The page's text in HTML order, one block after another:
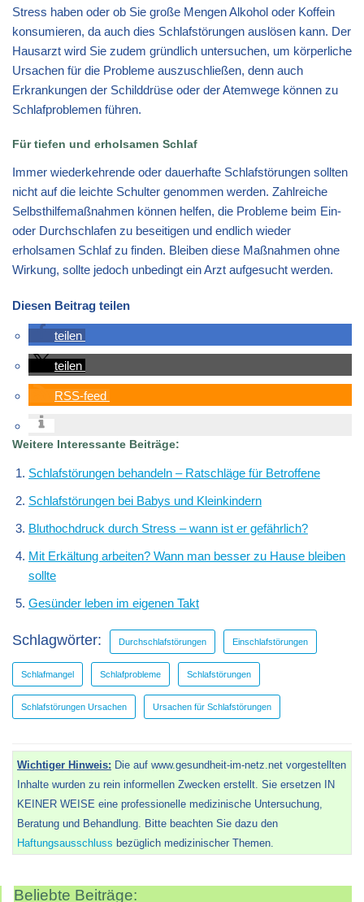
Stress haben oder ob Sie große Mengen Alkohol oder Koffein
konsumieren, da auch dies Schlafstörungen auslösen kann. Der
Hausarzt wird Sie zudem gründlich untersuchen, um körperliche
Ursachen für die Probleme auszuschließen, denn auch
Erkrankungen der Schilddrüse oder der Atemwege können zu
Schlafproblemen führen.
Für tiefen und erholsamen Schlaf
Immer wiederkehrende oder dauerhafte Schlafstörungen sollten
nicht auf die leichte Schulter genommen werden. Zahlreiche
Selbsthilfemaßnahmen können helfen, die Probleme beim Ein-
oder Durchschlafen zu beseitigen und endlich wieder
erholsamen Schlaf zu finden. Bleiben diese Maßnahmen ohne
Wirkung, sollte jedoch unbedingt ein Arzt aufgesucht werden.
Diesen Beitrag teilen
teilen
teilen
RSS-feed
Weitere Interessante Beiträge:
Schlafstörungen behandeln – Ratschläge für Betroffene
Schlafstörungen bei Babys und Kleinkindern
Bluthochdruck durch Stress – wann ist er gefährlich?
Mit Erkältung arbeiten? Wann man besser zu Hause bleiben
sollte
Gesünder leben im eigenen Takt
Schlagwörter: Durchschlafstörungen Einschlafstörungen
Schlafmangel Schlafprobleme Schlafstörungen
Schlafstörungen Ursachen Ursachen für Schlafstörungen
Wichtiger Hinweis: Die auf www.gesundheit-im-netz.net vorgestellten
Inhalte wurden zu rein informellen Zwecken erstellt. Sie ersetzen IN
KEINER WEISE eine professionelle medizinische Untersuchung,
Beratung und Behandlung. Bitte beachten Sie dazu den
Haftungsausschluss bezüglich medizinischer Themen.
Beliebte Beiträge: